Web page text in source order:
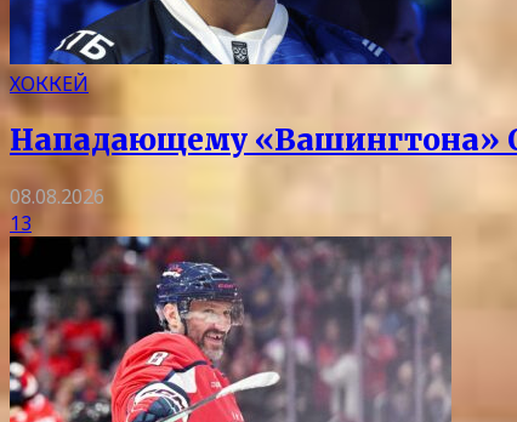
ХОККЕЙ
Нападающему «Вашингтона»
08.08.2026
13